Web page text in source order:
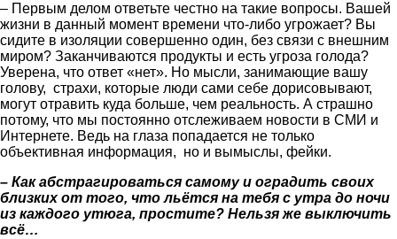
– Первым делом ответьте честно на такие вопросы. Вашей
жизни в данный момент времени что-либо угрожает? Вы
сидите в изоляции совершенно один, без связи с внешним
миром? Заканчиваются продукты и есть угроза голода?
Уверена, что ответ «нет». Но мысли, занимающие вашу
голову, страхи, которые люди сами себе дорисовывают,
могут отравить куда больше, чем реальность. А страшно
потому, что мы постоянно отслеживаем новости в СМИ и
Интернете. Ведь на глаза попадается не только
объективная информация, но и вымыслы, фейки.
– Как абстрагироваться самому и оградить своих
близких от того, что льётся на тебя с утра до ночи
из каждого утюга, простите? Нельзя же выключить
всё…